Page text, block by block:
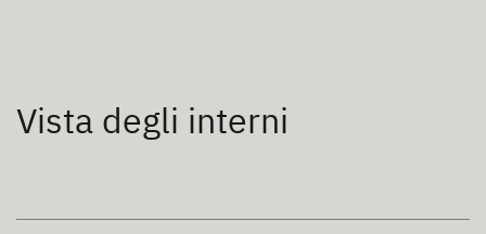
Vista degli interni